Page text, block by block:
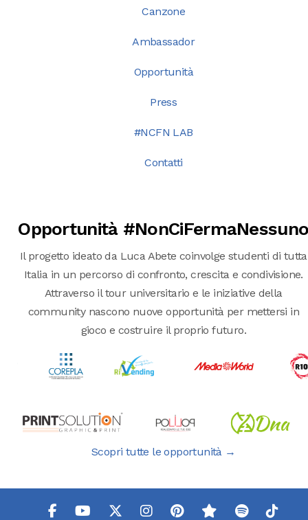
Canzone
Ambassador
Opportunità
Press
#NCFN LAB
Contatti
Opportunità
Il progetto ideato da Luca Abete coinvolge studenti di tutta
Italia in un percorso di confronto, crescita e condivisione.
Attraverso il tour universitario e le iniziative della
community nascono nuove opportunità per mettersi in
gioco e costruire il proprio futuro.
Scopri tutte le opportunità →